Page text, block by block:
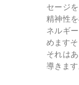
セージ
精神性
ネルギ
めますそ
それは
導きます